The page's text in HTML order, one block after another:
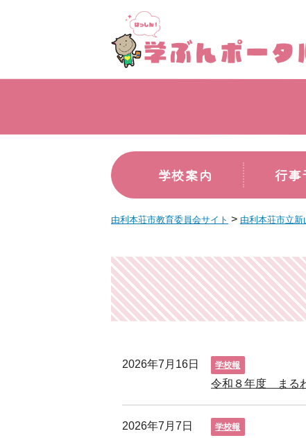
学校案内 行事
由利本荘市教育委員会サイト > 由利本荘市立新
2026年7月16日 学校報
令和８年度 まる
2026年7月7日 学校報